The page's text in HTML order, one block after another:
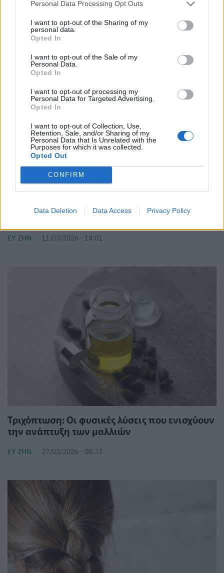
Personal Data Processing Opt Outs
I want to opt-out of the Sharing of my
personal data.
Opted In
I want to opt-out of the Sale of my
Personal Data.
Opted In
I want to opt-out of processing my
Personal Data for Targeted Advertising.
Opted In
I want to opt-out of Collection, Use,
Retention, Sale, and/or Sharing of my
Personal Data that Is Unrelated with the
Purposes for which it was collected.
Opted Out
CONFIRM
Data Deletion Data Access Privacy Policy
Είναι αλήθεια ότι εάν ξεριζώσετε μια άσπρη
τρίχα, δύο νέες θα βγουν στη θέση της; -
Καθηγητής Δερματολογίας απαντά
ΕΥ ΖΗΝ 11/03/2026 - 14:01
Τριχόπτωση: Οι φυσικές λύσεις που ενισχύουν
την ανάπτυξη των μαλλιών
ΕΥ ΖΗΝ 27/02/2026 - 08:33